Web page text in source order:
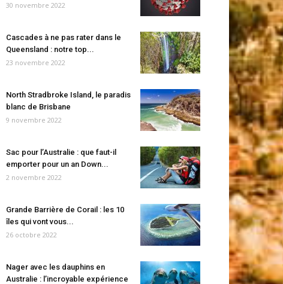
30 novembre 2022
Cascades à ne pas rater dans le
Queensland : notre top...
23 novembre 2022
North Stradbroke Island, le paradis
blanc de Brisbane
9 novembre 2022
Sac pour l’Australie : que faut-il
emporter pour un an Down...
2 novembre 2022
Grande Barrière de Corail : les 10
îles qui vont vous...
26 octobre 2022
Nager avec les dauphins en
Australie : l’incroyable expérience